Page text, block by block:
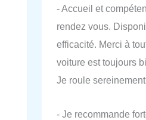
- Accueil et
rendez vous.
efficacité. Merci à
voiture est toujours
Je roule
- Je recommande